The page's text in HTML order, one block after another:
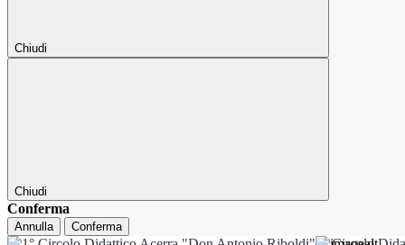
Chiudi
Chiudi
Conferma
Annulla Conferma